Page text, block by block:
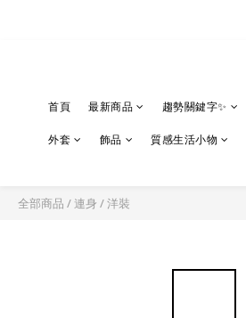
首頁 最新商品 趨勢關鍵字✨
外套 飾品 質感生活小物
全部商品 /連身 /洋裝